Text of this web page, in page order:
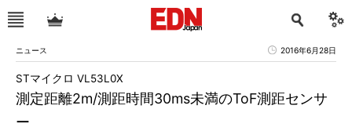
ニュース 2016年6月28日
測定距離2m/測距時間30ms未満のToF測距センサ
ー
STマイクロ VL53L0X